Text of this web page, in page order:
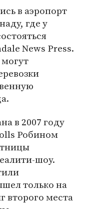
в аэропорт
где у
News Press.
в 2007 году
Робином
шоу.
только на
второго места